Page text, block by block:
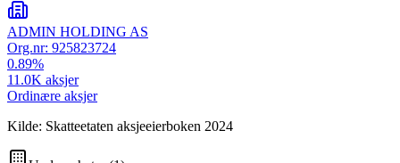
ADMIN HOLDING AS
Org.nr: 925823724
0.89%
11.0K aksjer
Ordinære aksjer
Kilde: Skatteetaten aksjeeierboken 2024